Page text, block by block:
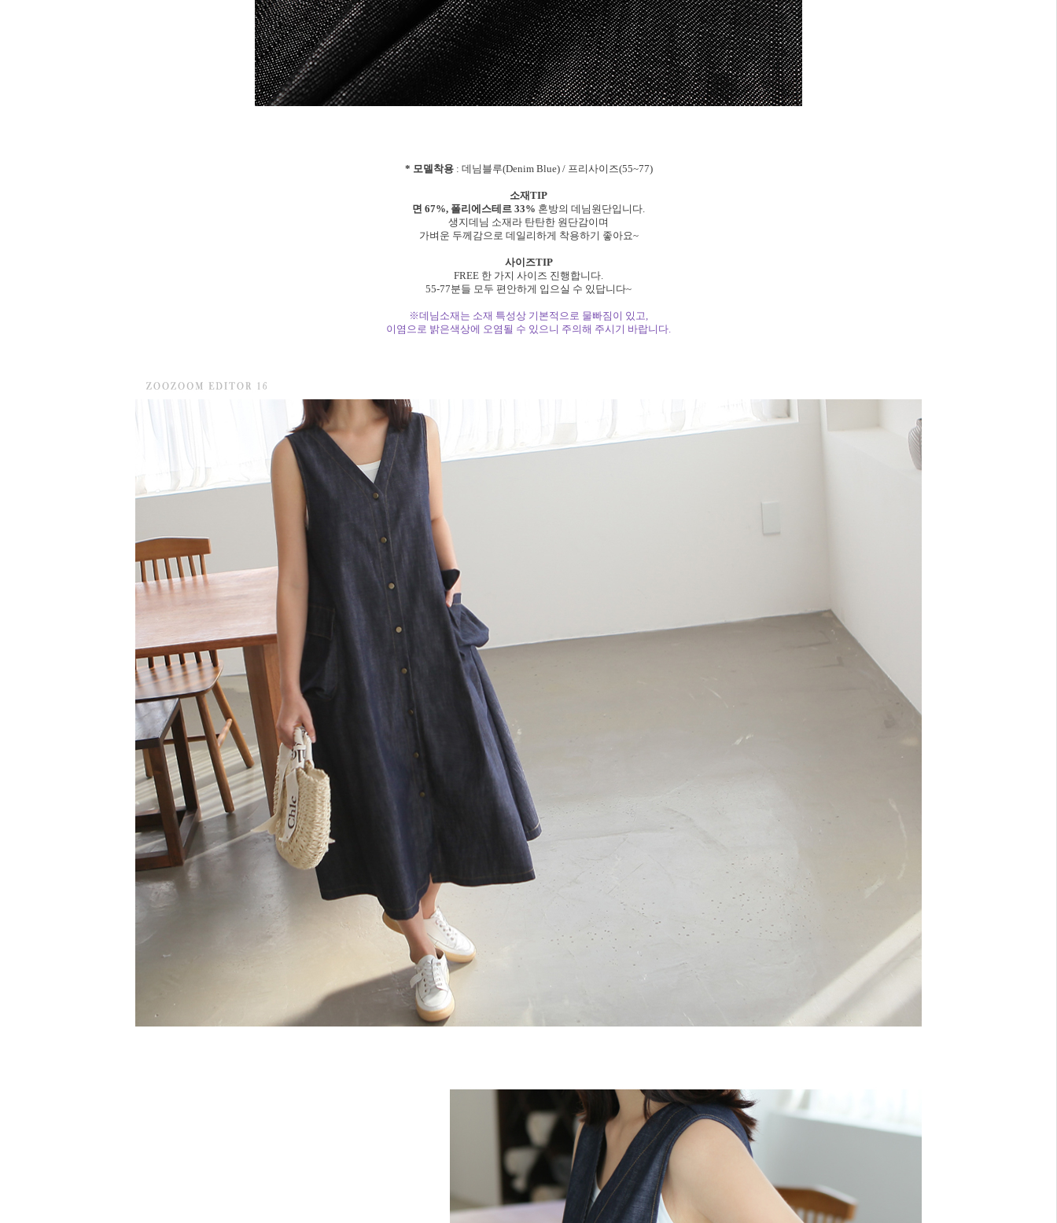
* 모델착용: 데님블루(Denim Blue) / 프리사이즈(55~77)
소재TIP
면 67%, 폴리에스테르 33% 혼방의 데님원단입니다.
생지데님 소재라 탄탄한 원단감이며
가벼운 두께감으로 데일리하게 착용하기 좋아요~
사이즈TIP
FREE 한 가지 사이즈 진행합니다.
55-77분들 모두 편안하게 입으실 수 있답니다~
※데님소재는 소재 특성상 기본적으로 물빠짐이 있고,
이염으로 밝은색상에 오염될 수 있으니 주의해 주시기 바랍니다.